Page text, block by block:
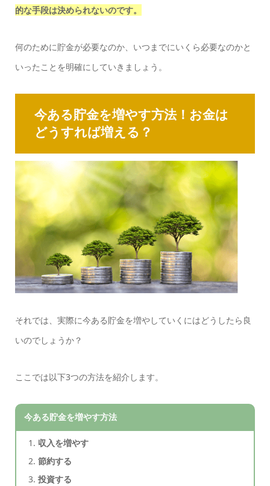
的な手段は決められないのです。
何のために貯金が必要なのか、いつまでにいくら必要なのかと
いったことを明確にしていきましょう。
今ある貯金を増やす方法！お金は
どうすれば増える？
それでは、実際に今ある貯金を増やしていくにはどうしたら良
いのでしょうか？
ここでは以下3つの方法を紹介します。
今ある貯金を増やす方法
収入を増やす
節約する
投資する